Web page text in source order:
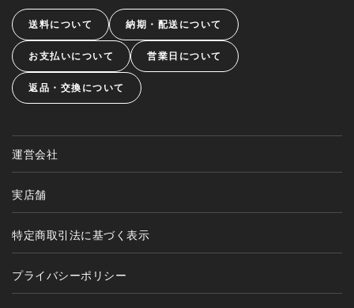
送料について 納期・配送について
お支払いについて 営業日について
返品・交換について
運営会社
実店舗
特定商取引法に基づく表示
プライバシーポリシー